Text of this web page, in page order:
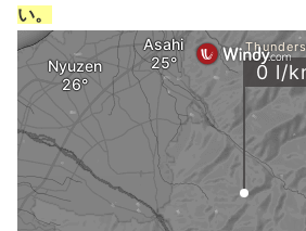
い。